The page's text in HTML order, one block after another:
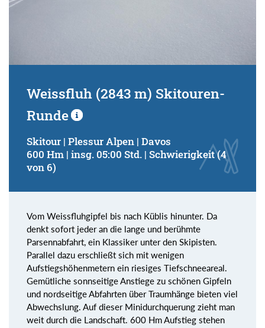
Weissfluh (2843 m) Skitouren-
Runde
Skitour | Plessur Alpen | Davos
600 Hm | insg. 05:00 Std. | Schwierigkeit (4
von 6)
Vom Weissfluhgipfel bis nach Küblis hinunter. Da
denkt sofort jeder an die lange und berühmte
Parsennabfahrt, ein Klassiker unter den Skipisten.
Parallel dazu erschließt sich mit wenigen
Aufstiegshöhenmetern ein riesiges Tiefschneeareal.
Gemütliche sonnseitige Anstiege zu schönen Gipfeln
und nordseitige Abfahrten über Traumhänge bieten viel
Abwechslung. Auf dieser Minidurchquerung zieht man
weit durch die Landschaft. 600 Hm Aufstieg stehen